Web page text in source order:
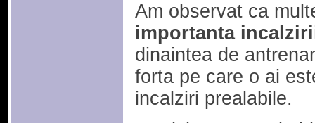
Am observat ca
importanta
dinaintea de
forta pe care o ai
incalziri prealabile.